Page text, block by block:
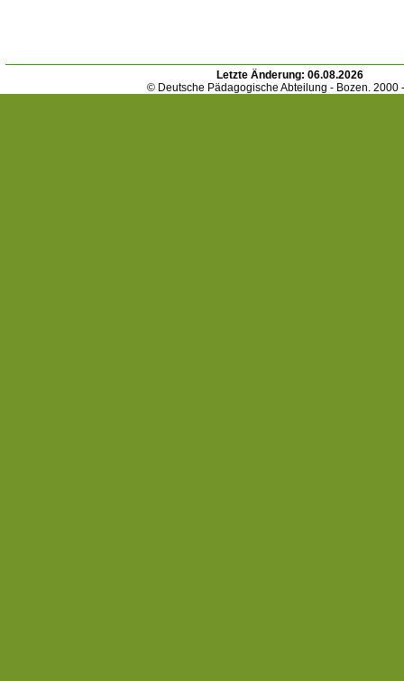
Letzte Änderung: 06.08.2026
© Deutsche Pädagogische Abteilung - Bozen. 2000